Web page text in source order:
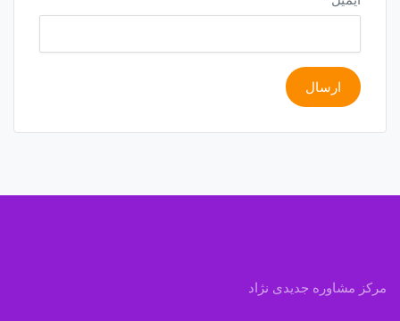
مرکز مشاوره جدیدی نژاد